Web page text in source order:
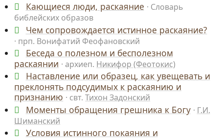
Кающиеся люди, раскаяние
Словарь
библейских образов
Чем сопровождается истинное раскаяние?
прп. Вонифатий Феофановский
Беседа о полезном и бесполезном
раскаянии
архиеп. Никифор (Феотокис)
Наставление или образец, как увещевать и
преклонять подсудимых к раскаянию и
признанию
свт.Тихон Задонский
Моменты обращения грешника к Богу
Г.И.
Шиманский
Условия истинного покаяния и